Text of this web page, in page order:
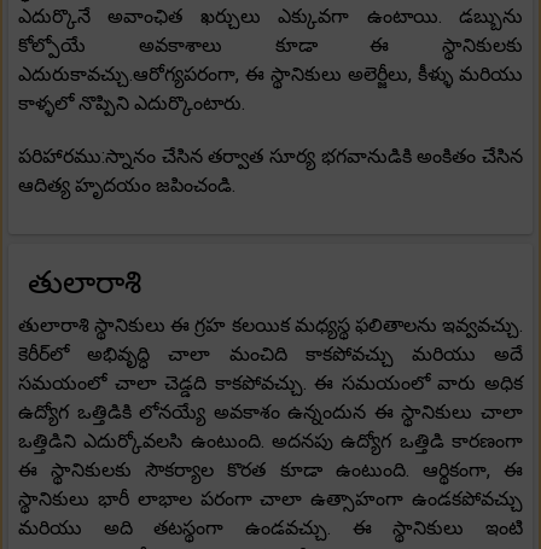
ఎదుర్కొనే అవాంఛిత ఖర్చులు ఎక్కువగా ఉంటాయి. డబ్బును
కోల్పోయే అవకాశాలు కూడా ఈ స్థానికులకు
ఎదురుకావచ్చు.ఆరోగ్యపరంగా, ఈ స్థానికులు అలెర్జీలు, కీళ్ళు మరియు
కాళ్ళలో నొప్పిని ఎదుర్కొంటారు.
పరిహారము:స్నానం చేసిన తర్వాత సూర్య భగవానుడికి అంకితం చేసిన
ఆదిత్య హృదయం జపించండి.
తులారాశి
తులారాశి స్థానికులు ఈ గ్రహ కలయిక మధ్యస్థ ఫలితాలను ఇవ్వవచ్చు.
కెరీర్‌లో అభివృద్ధి చాలా మంచిది కాకపోవచ్చు మరియు అదే
సమయంలో చాలా చెడ్డది కాకపోవచ్చు. ఈ సమయంలో వారు అధిక
ఉద్యోగ ఒత్తిడికి లోనయ్యే అవకాశం ఉన్నందున ఈ స్థానికులు చాలా
ఒత్తిడిని ఎదుర్కోవలసి ఉంటుంది. అదనపు ఉద్యోగ ఒత్తిడి కారణంగా
ఈ స్థానికులకు సౌకర్యాల కొరత కూడా ఉంటుంది. ఆర్థికంగా, ఈ
స్థానికులు భారీ లాభాల పరంగా చాలా ఉత్సాహంగా ఉండకపోవచ్చు
మరియు అది తటస్థంగా ఉండవచ్చు. ఈ స్థానికులు ఇంటి